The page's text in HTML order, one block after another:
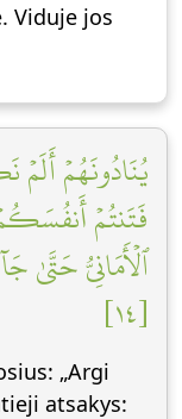
Viduje jos
يُنَادُونَهُمۡ
فَتَنتُمۡ
ٱلۡأَمَانِيُّ حَتَّىٰ
[١٤]
„Argi
atsakys: